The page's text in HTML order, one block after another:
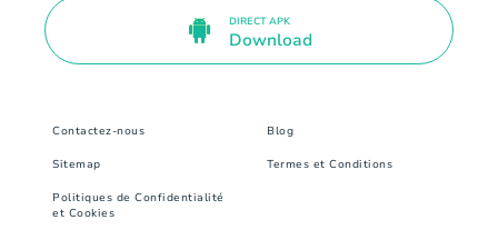
DIRECT APK
Download
Contactez-nous Blog
Sitemap Termes et Conditions
Politiques de Confidentialité
et Cookies